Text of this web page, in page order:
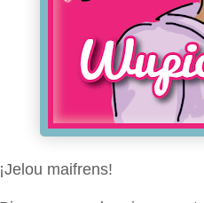
¡Jelou maifrens!